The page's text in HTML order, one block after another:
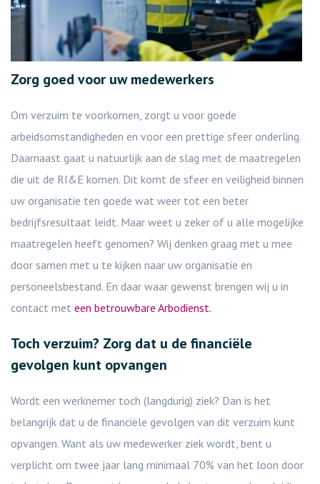
Zorg goed voor uw medewerkers
Om verzuim te voorkomen, zorgt u voor goede
arbeidsomstandigheden en voor een prettige sfeer onderling.
Daarnaast gaat u natuurlijk aan de slag met de maatregelen
die uit de RI&E komen. Dit komt de sfeer en veiligheid binnen
uw organisatie ten goede wat weer tot een beter
bedrijfsresultaat leidt. Maar weet u zeker of u alle mogelijke
maatregelen heeft genomen? Wij denken graag met u mee
door samen met u te kijken naar uw organisatie en
personeelsbestand. En daar waar gewenst brengen wij u in
contact met een betrouwbare Arbodienst.
Toch verzuim? Zorg dat u de financiële
gevolgen kunt opvangen
Wordt een werknemer toch (langdurig) ziek? Dan is het
belangrijk dat u de financiële gevolgen van dit verzuim kunt
opvangen. Want als uw medewerker ziek wordt, bent u
verplicht om twee jaar lang minimaal 70% van het loon door